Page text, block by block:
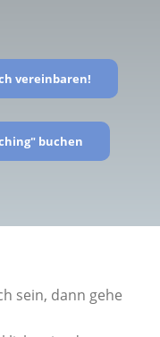
vereinbaren!
buchen
sein, dann gehe